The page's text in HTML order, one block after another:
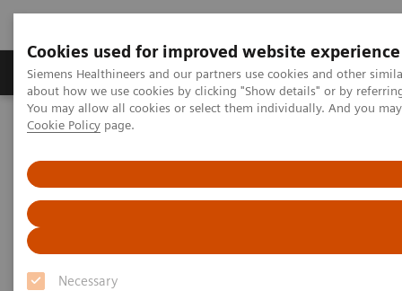
Cookies used for improved website experience
Siemens Healthineers and our partners use cookies and other
about how we use cookies by clicking "Show details" or by
You may allow all cookies or select them individually. And you
Cookie Policy page.
Necessary
Zobrazovací technika Laboratorní diagnostika
Home
Novinky & Stories
HIMSS announces cancellation
of the 2020 global health
conference & exhibition